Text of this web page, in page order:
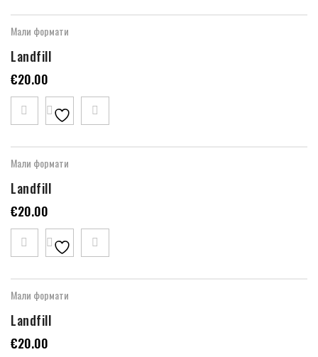
Мали формати
Landfill
€20.00
Мали формати
Landfill
€20.00
Мали формати
Landfill
€20.00